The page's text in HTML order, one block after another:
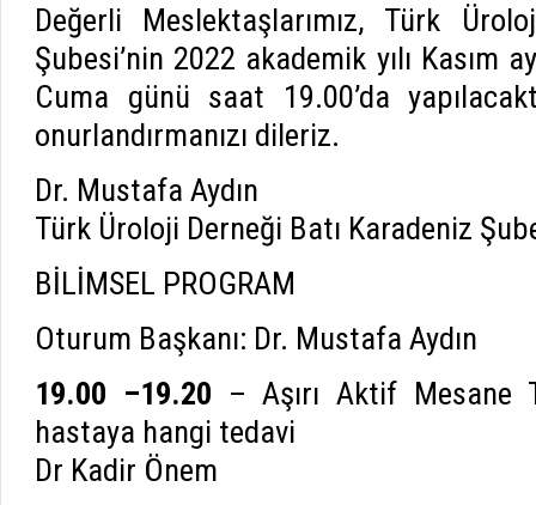
Değerli Meslektaşlarımız, Türk
Şubesi’nin 2022 akademik yılı Kasım
Cuma günü saat 19.00’da
onurlandırmanızı dileriz.
Dr. Mustafa Aydın
Türk Üroloji Derneği Batı Karadeniz
BİLİMSEL PROGRAM
Oturum Başkanı: Dr. Mustafa Aydın
19.00 –19.20 – Aşırı Aktif Mesane
hastaya hangi tedavi
Dr Kadir Önem